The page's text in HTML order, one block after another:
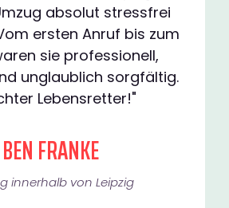
absolut stressfrei
ersten Anruf bis zum
sie professionell,
unglaublich sorgfältig.
Lebensretter!"
BEN FRANKE
innerhalb von Leipzig​